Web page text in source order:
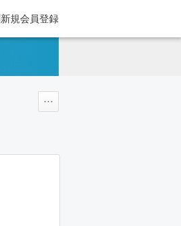
新規会員登録